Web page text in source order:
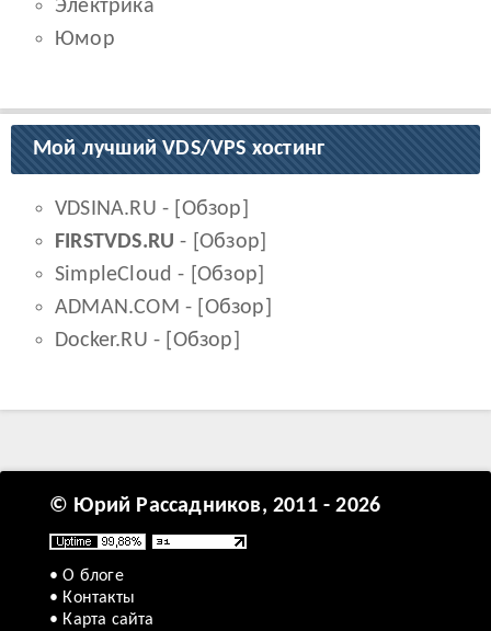
Электрика
Юмор
Мой лучший VDS/VPS хостинг
VDSINA.RU - [ Обзор
FIRSTVDS.RU - [Обзор
SimpleCloud - [Обзор
ADMAN.COM - [ Обзор
Docker.RU - [ Обзор
© Юрий Рассадников, 2011 - 2026
• О блоге
• Контакты
• Карта сайта